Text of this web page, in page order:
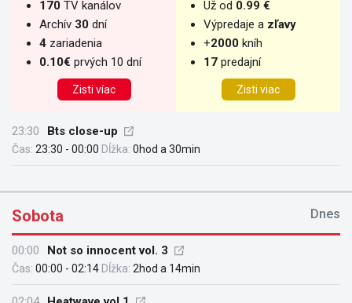
170 TV kanálov
Archív 30 dní
4 zariadenia
0.10€ prvých 10 dní
Zisti víac
Už od 0.99 €
Výpredaje a zľavy
+2000 kníh
17 predajní
Zisti viac
23:30 Bts close-up
Čas: 23:30 - 00:00 Dĺžka: 0hod a 30min
Sobota Dnes
00:00 Not so innocent vol. 3
Čas: 00:00 - 02:14 Dĺžka: 2hod a 14min